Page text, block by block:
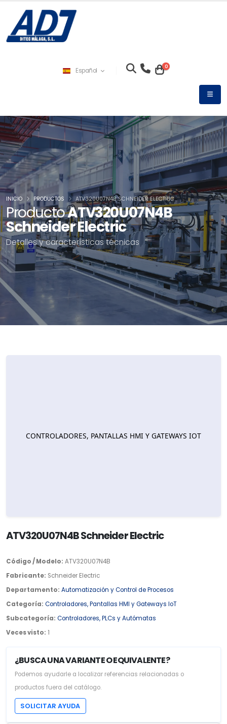
Español 0
ProductoATV320U07N4B
Schneider Electric
Detalles y características técnicas
INICIO PRODUCTOS ATV320U07N4B SCHNEIDER ELECTRIC
ATV320U07N4B Schneider Electric
Código / Modelo: ATV320U07N4B
Fabricante: Schneider Electric
Departamento: Automatización y Control de Procesos
Categoría: Controladores, Pantallas HMI y Gateways IoT
Subcategoría: Controladores, PLCs y Autómatas
Veces visto: 1
¿BUSCA UNA VARIANTE O EQUIVALENTE?
Podemos ayudarle a localizar referencias relacionadas o
productos fuera del catálogo.
SOLICITAR AYUDA